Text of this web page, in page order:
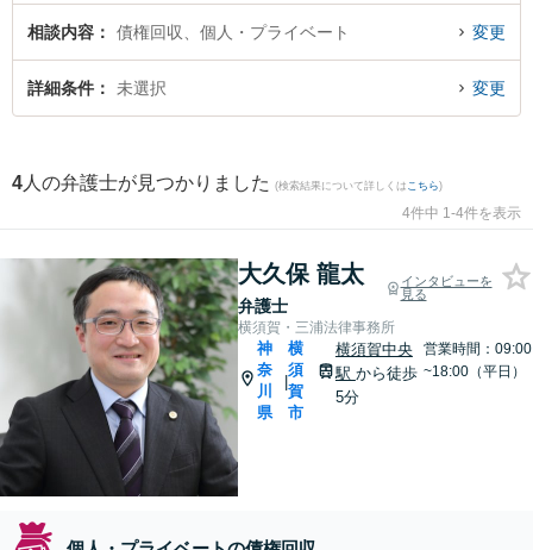
回収のトラブルを今すぐに弁護士に相談したい』『個人・プライベートの債権
回収のトラブル解決の実績豊富な近くの弁護士を検索したい』『初回相談無料
で個人・プライベートの債権回収を法律相談できる横須賀市内の弁護士に相談
相談内容 債権回収、個人・プライベート 変更
詳細条件 未選択 変更
4 人の弁護士が見つかりました (検索結果について詳しくは こちら)
4件中 1-4件を表示
大久保 龍太
弁護士
インタビューを
見る
横須賀・三浦法律事務所
神
奈
川
県
|
横
須
賀
市
横須賀中央
駅 から徒歩
5分
営業時間：09:00
~18:00（平日）